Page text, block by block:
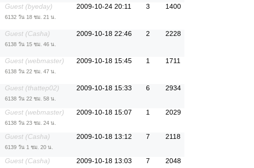
Guest (byeday)
6132 วัน 18 ชม. 21 น.
2009-10-24 20:11 3 1400
Guest (Casha)
6138 วัน 15 ชม. 46 น.
2009-10-18 22:46 2 2228
Guest (webmaster)
6138 วัน 22 ชม. 47 น.
2009-10-18 15:45 1 1711
Guest (thattep02)
6138 วัน 22 ชม. 58 น.
2009-10-18 15:33 6 2934
Guest (webmaster)
6138 วัน 23 ชม. 24 น.
2009-10-18 15:07 1 2029
Guest (Casha)
6139 วัน 1 ชม. 20 น.
2009-10-18 13:12 7 2118
Guest (Casha) 2009-10-18 13:03 7 2048